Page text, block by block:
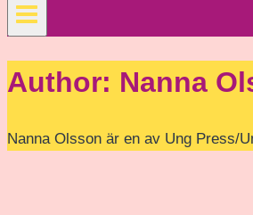
Author: Nanna
Nanna Olsson är en av Ung Press/